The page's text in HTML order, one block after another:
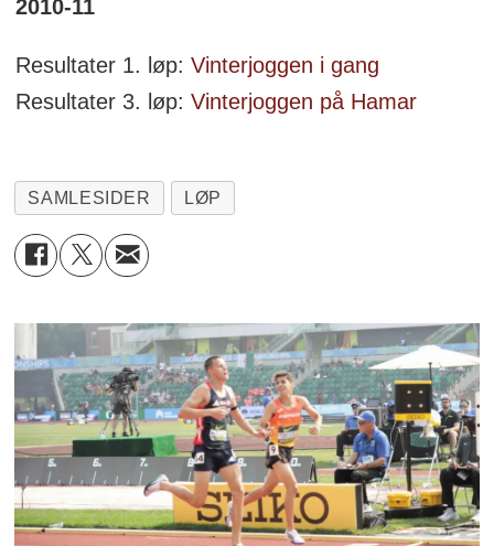
2010-11
Resultater 1. løp: Vinterjoggen i gang
Resultater 3. løp: Vinterjoggen på Hamar
SAMLESIDER LØP